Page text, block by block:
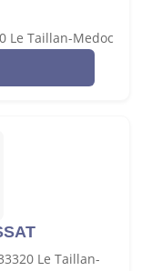
Le Taillan-Medoc
Le Taillan-